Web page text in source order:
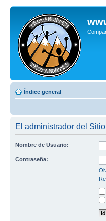
Índice general
El administrador del
Nombre de Usuario:
Contraseña: